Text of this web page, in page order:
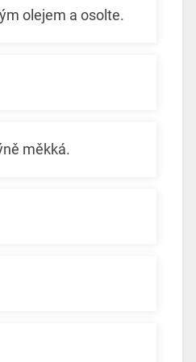
olejem a osolte.
měkká.